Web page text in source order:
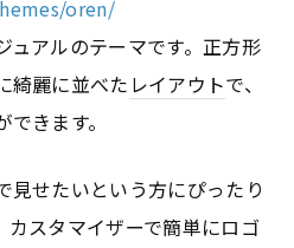
oren/
ュアルのテーマです。正方形
綺麗に並べた レイアウトで、
きます。
見せたいという方にぴったり
カスタマイザーで簡単にロゴ